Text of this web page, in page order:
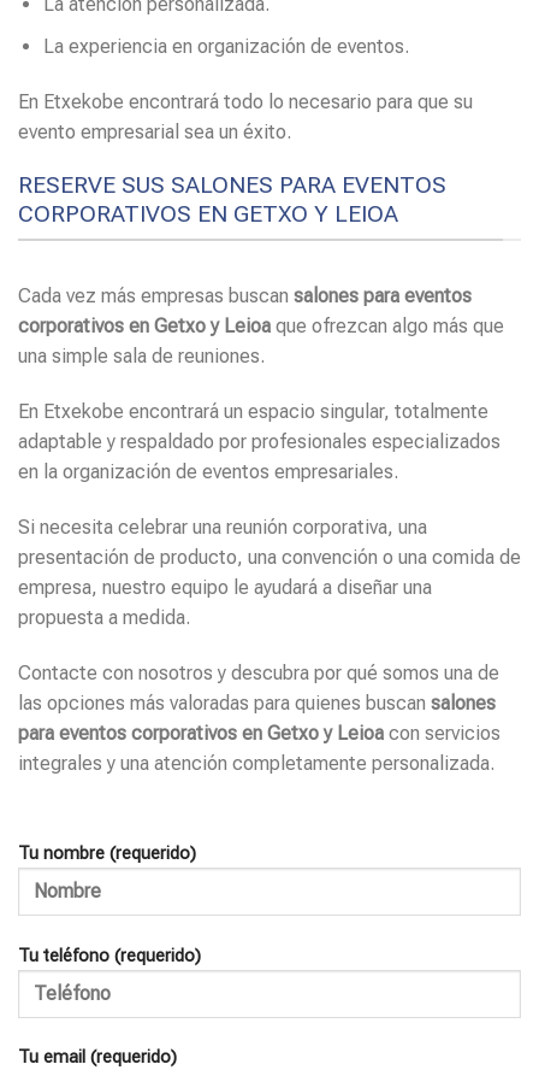
La experiencia en organización de eventos.
En Etxekobe encontrará todo lo necesario para que su
evento empresarial sea un éxito.
RESERVE SUS SALONES PARA EVENTOS
CORPORATIVOS EN GETXO Y LEIOA
Cada vez más empresas buscan salones para eventos
corporativos en Getxo y Leioa que ofrezcan algo más que
una simple sala de reuniones.
En Etxekobe encontrará un espacio singular, totalmente
adaptable y respaldado por profesionales especializados
en la organización de eventos empresariales.
Si necesita celebrar una reunión corporativa, una
presentación de producto, una convención o una comida de
empresa, nuestro equipo le ayudará a diseñar una
propuesta a medida.
Contacte con nosotros y descubra por qué somos una de
las opciones más valoradas para quienes buscan salones
para eventos corporativos en Getxo y Leioa con servicios
integrales y una atención completamente personalizada.
Tu nombre (requerido)
Tu teléfono (requerido)
Tu email (requerido)